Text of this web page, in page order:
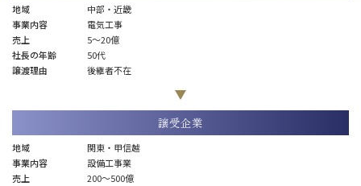
地域
中部・近畿
事業内容
電気工事
売上
5〜20億
社長の年齢
50代
譲渡理由
後継者不在
譲受企業
地域
関東・甲信越
事業内容
設備工事業
売上
200～500億